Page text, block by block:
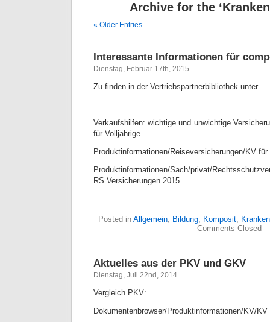
Archive for the
« Older Entries
Interessante Informationen für
Dienstag, Februar 17th, 2015
Zu finden in der Vertriebspartnerbibliothek unter
Verkaufshilfen: wichtige und unwichtige
für Volljährige
Produktinformationen/Reiseversicherungen/KV für
Produktinformationen/Sach/privat/
RS Versicherungen 2015
Posted in Allgemein, Bildung, Komposit, Kranken
Comments Closed
Aktuelles aus der PKV und GKV
Dienstag, Juli 22nd, 2014
Vergleich PKV:
Dokumentenbrowser/Produktinformationen/KV/